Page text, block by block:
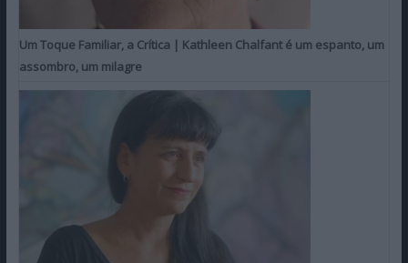
Um Toque Familiar, a Crítica | Kathleen Chalfant é um espanto, um
assombro, um milagre